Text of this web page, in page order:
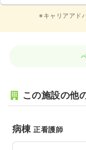
※キャリアアド
この施設の他
病棟正看護師